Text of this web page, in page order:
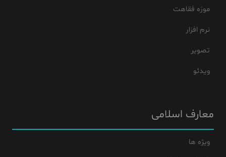
موزه فقاهت
نرم افزار
تصویر
ویدئو
معارف اسلامی
ویژه ها